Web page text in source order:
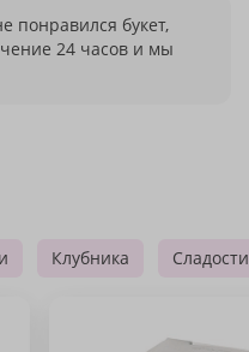
понравился букет,
24 часов и мы
Клубника Сладости